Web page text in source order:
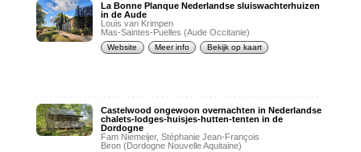
La Bonne Planque Nederlandse sluiswachterhuizen
in de Aude
Louis van Krimpen
Mas-Saintes-Puelles (Aude Occitanie)
Website Meer info Bekijk op kaart
Castelwood ongewoon overnachten in Nederlandse
chalets-lodges-huisjes-hutten-tenten in de
Dordogne
Fam Niemeijer, Stéphanie Jean-François
Biron (Dordogne Nouvelle Aquitaine)